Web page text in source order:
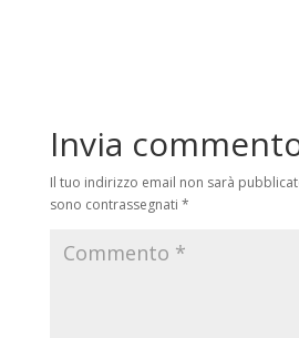
Invia
Il tuo indirizzo email non sarà
sono contrassegnati *